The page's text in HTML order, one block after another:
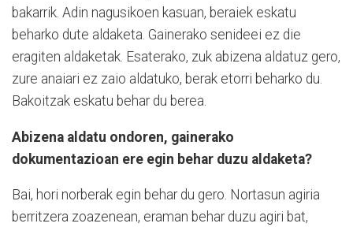
bakarrik. Adin nagusikoen kasuan, beraiek eskatu
beharko dute aldaketa. Gainerako senideei ez die
eragiten aldaketak. Esaterako, zuk abizena aldatuz gero,
zure anaiari ez zaio aldatuko, berak etorri beharko du.
Bakoitzak eskatu behar du berea.
Abizena aldatu ondoren, gainerako
dokumentazioan ere egin behar duzu aldaketa?
Bai, hori norberak egin behar du gero. Nortasun agiria
berritzera zoazenean, eraman behar duzu agiri bat,